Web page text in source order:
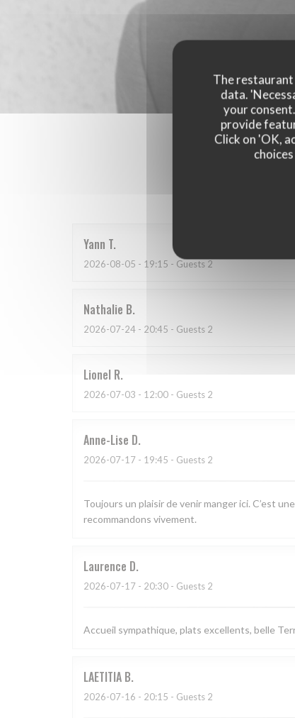
The restaurant
data.
your
provide
Click on 'OK,
Yann T
2026-08-05 - 19:15 - Guests 2
Nathalie B
2026-07-24 - 20:45 - Guests 2
Lionel R
2026-07-03 - 12:00 - Guests 2
Anne-Lise D
2026-07-17 - 19:45 - Guests 2
Toujours un plaisir de venir manger ici. C’est
recommandons vivement.
Laurence D
2026-07-17 - 20:30 - Guests 2
Accueil sympathique, plats excellents, belle
LAETITIA B
2026-07-16 - 20:15 - Guests 2